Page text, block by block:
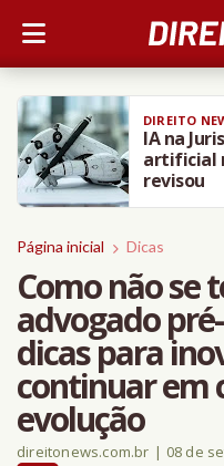
AMO
TCC de
título
Página inicial Dicas
Como não se
advogado
dicas para
continuar em
evolução
direitonews.com.br | 08 de